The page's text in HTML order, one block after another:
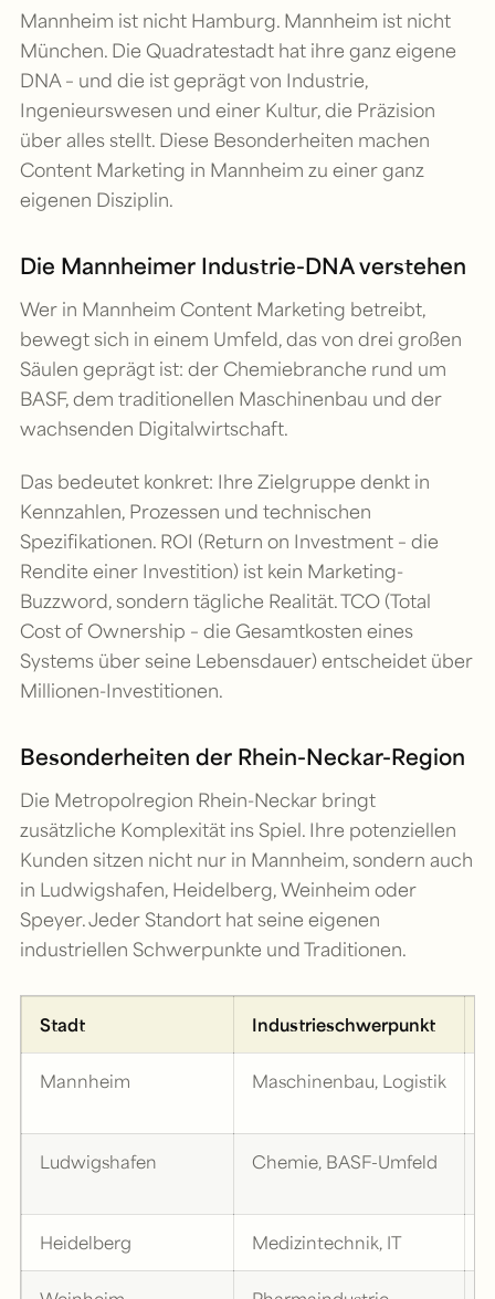
Mannheim ist nicht Hamburg. Mannheim ist nicht
München. Die Quadratestadt hat ihre ganz eigene
DNA – und die ist geprägt von Industrie,
Ingenieurswesen und einer Kultur, die Präzision
über alles stellt. Diese Besonderheiten machen
Content Marketing in Mannheim zu einer ganz
eigenen Disziplin.
Die Mannheimer Industrie-DNA verstehen
Wer in Mannheim Content Marketing betreibt,
bewegt sich in einem Umfeld, das von drei großen
Säulen geprägt ist: der Chemiebranche rund um
BASF, dem traditionellen Maschinenbau und der
wachsenden Digitalwirtschaft.
Das bedeutet konkret: Ihre Zielgruppe denkt in
Kennzahlen, Prozessen und technischen
Spezifikationen. ROI (Return on Investment – die
Rendite einer Investition) ist kein Marketing-
Buzzword, sondern tägliche Realität. TCO (Total
Cost of Ownership – die Gesamtkosten eines
Systems über seine Lebensdauer) entscheidet über
Millionen-Investitionen.
Besonderheiten der Rhein-Neckar-Region
Die Metropolregion Rhein-Neckar bringt
zusätzliche Komplexität ins Spiel. Ihre potenziellen
Kunden sitzen nicht nur in Mannheim, sondern auch
in Ludwigshafen, Heidelberg, Weinheim oder
Speyer. Jeder Standort hat seine eigenen
industriellen Schwerpunkte und Traditionen.
Stadt Industrieschwerpunkt
Mannheim Maschinenbau, Logistik
Ludwigshafen Chemie, BASF-Umfeld
Heidelberg Medizintechnik, IT